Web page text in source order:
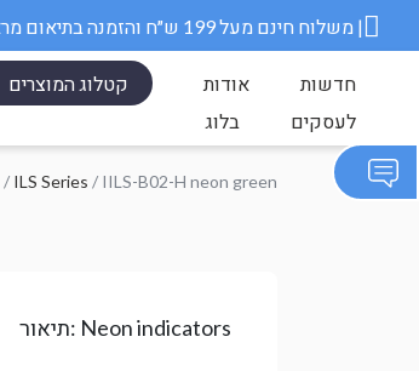
משלוח חינם מעל 199 ש״ח והזמנה בתיאום מראש ||| מס' ספק משרד הבטחון 11006845 |
קטלוג המוצרים אודות
חדשות
בלוג
לעסקים
/ ILS Series / IILS-B02-H neon green
תיאור: Neon indicators